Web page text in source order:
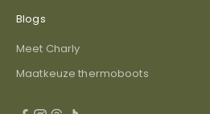
Blogs
Meet Charly
Maatkeuze thermoboots